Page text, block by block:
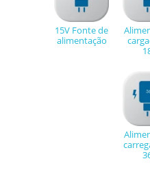
15V Fonte de
alimentação